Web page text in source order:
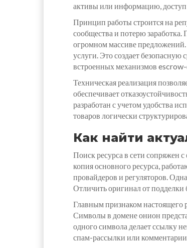
активы или информацию, доступ
Принцип работы строится на
сообщества и потерю
огромном массиве предложений.
услуги. Это создает
встроенных механизмов escrow-
Техническая реализация
обеспечивает
разработан с учетом удобства
товаров логически
Как найти
Поиск ресурса в сети сопряжен
копия основного ресурса,
провайдеров и регуляторов.
Отличить оригинал от подделки
Главным признаком настоящего
Символы в домене онион
одного символа делает ссылку
спам-рассылки или